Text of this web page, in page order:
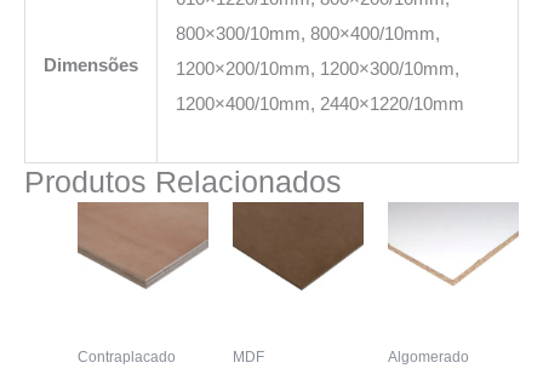
Dimensões
800×300/10mm, 800×400/10mm,
1200×200/10mm, 1200×300/10mm,
1200×400/10mm, 2440×1220/10mm
Produtos Relacionados
Contraplacado MDF Algomerado